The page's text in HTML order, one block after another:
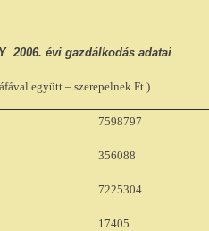
2006. évi gazdálkodás adatai
együtt – szerepelnek Ft )
7598797
356088
7225304
17405